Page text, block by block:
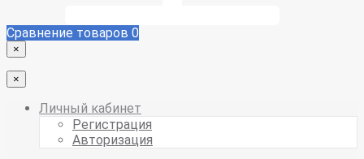
Сравнение товаров 0
×
×
Личный кабинет
Регистрация
Авторизация